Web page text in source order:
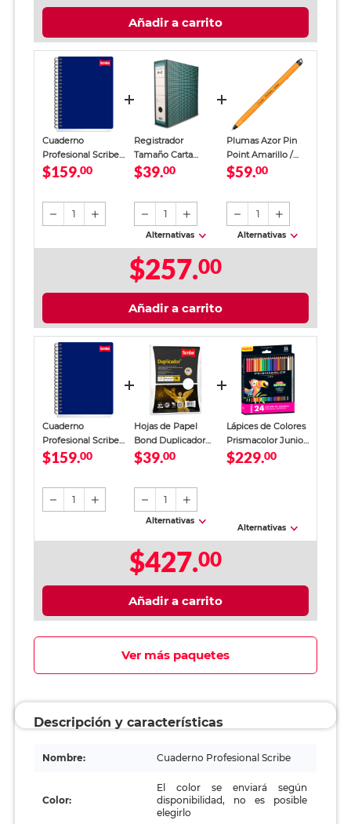
Añadir a carrito
Cuaderno
Profesional Scribe
Clásico Raya 200
$159.00
1
Registrador
Tamaño Carta
Office Depot
$39.00
1
Alternativas
Plumas Azor Pin
Point Amarillo /
Punto fino / Tinta
$59.00
1
Alternativas
$257.00
Añadir a carrito
Cuaderno
Profesional Scribe
Clásico Raya 200
$159.00
1
Hojas de Papel
Bond Duplicador
Carta Scribe Blanco
$39.00
1
Alternativas
Lápices de Colores
Prismacolor Junior
24 piezas
$229.00
Alternativas
$427.00
Añadir a carrito
Ver más paquetes
Descripción y características
Nombre: Cuaderno Profesional Scribe
Color:
El color se enviará según
disponibilidad, no es posible
elegirlo